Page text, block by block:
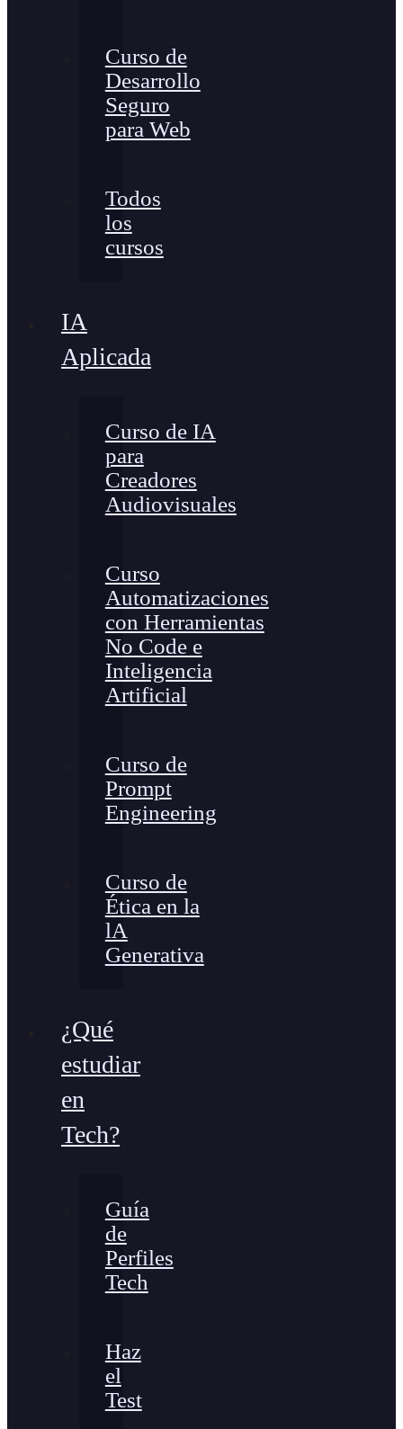
Curso de
Desarrollo
Seguro
para Web
Todos
los
cursos
IA
Aplicada
Curso de IA
para
Creadores
Audiovisuales
Curso
Automatizaciones
con Herramientas
No Code e
Inteligencia
Artificial
Curso de
Prompt
Engineering
Curso de
Ética en la
lA
Generativa
¿Qué
estudiar
en
Tech?
Guía
de
Perfiles
Tech
Haz
el
Test